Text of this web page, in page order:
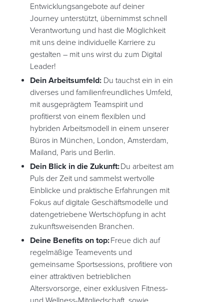
Entwicklungsangebote auf deiner
Journey unterstützt, übernimmst schnell
Verantwortung und hast die Möglichkeit
mit uns deine individuelle Karriere zu
gestalten – mit uns wirst du zum Digital
Leader!
Dein Arbeitsumfeld: Du tauchst ein in ein
diverses und familienfreundliches Umfeld,
mit ausgeprägtem Teamspirit und
profitierst von einem flexiblen und
hybriden Arbeitsmodell in einem unserer
Büros in München, London, Amsterdam,
Mailand, Paris und Berlin.
Dein Blick in die Zukunft:Du arbeitest am
Puls der Zeit und sammelst wertvolle
Einblicke und praktische Erfahrungen mit
Fokus auf digitale Geschäftsmodelle und
datengetriebene Wertschöpfung in acht
zukunftsweisenden Branchen.
Deine Benefits on top:Freue dich auf
regelmäßige Teamevents und
gemeinsame Sportsessions, profitiere von
einer attraktiven betrieblichen
Altersvorsorge, einer exklusiven Fitness-